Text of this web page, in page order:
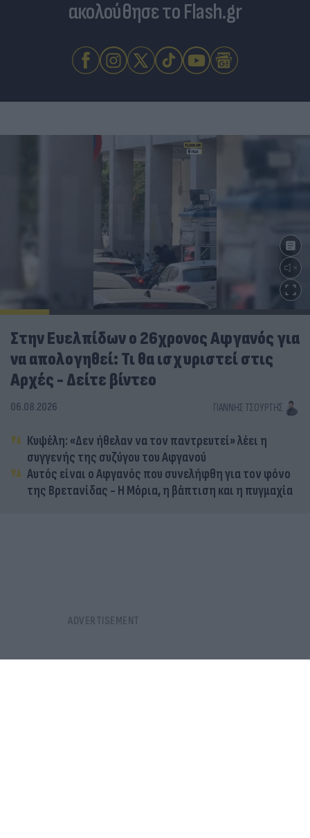
ακολούθησε το Flash.gr
Στην Ευελπίδων ο 26χρονος Αφγανός για
να απολογηθεί: Τι θα ισχυριστεί στις
Αρχές - Δείτε βίντεο
06.08.2026 ΓΙΆΝΝΗΣ ΤΣΟΎΡΤΗΣ
Κυψέλη: «Δεν ήθελαν να τον παντρευτεί» λέει η
συγγενής της συζύγου του Αφγανού
Αυτός είναι ο Αφγανός που συνελήφθη για τον φόνο
της Βρετανίδας - Η Μόρια, η βάπτιση και η πυγμαχία